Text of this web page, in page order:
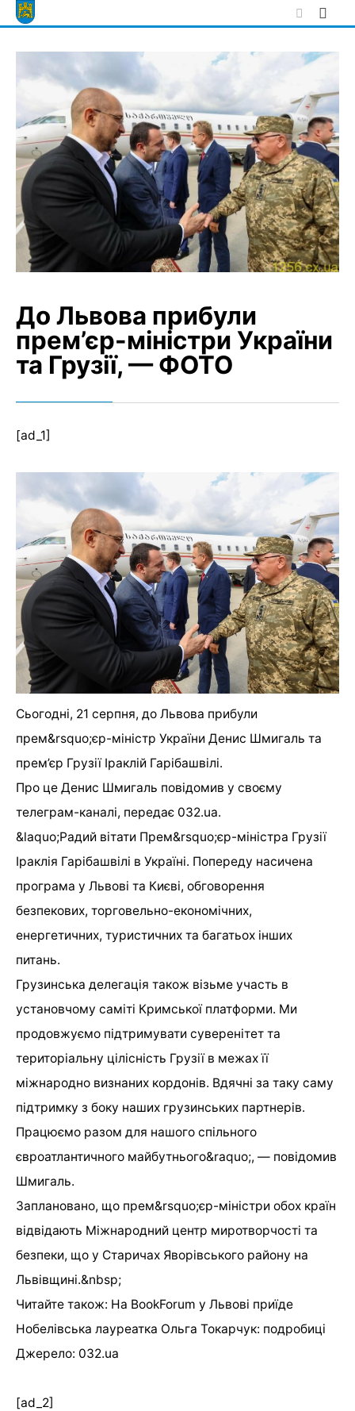
Skip
to
До Львова прибули
прем’єр-міністри України
та Грузії, — ФОТО
[ad_1]
Сьогодні, 21 серпня, до Львова прибули
прем&rsquo;єр-міністр України Денис Шмигаль та
прем’єр Грузії Іраклій Гарібашвілі.
Про це Денис Шмигаль повідомив у своєму
телеграм-каналі, передає 032.ua.
&laquo;Радий вітати Прем&rsquo;єр-міністра Грузії
Іраклія Гарібашвілі в Україні. Попереду насичена
програма у Львові та Києві, обговорення
безпекових, торговельно-економічних,
енергетичних, туристичних та багатьох інших
питань.
Грузинська делегація також візьме участь в
установчому саміті Кримської платформи. Ми
продовжуємо підтримувати суверенітет та
територіальну цілісність Грузії в межах її
міжнародно визнаних кордонів. Вдячні за таку саму
підтримку з боку наших грузинських партнерів.
Працюємо разом для нашого спільного
євроатлантичного майбутнього&raquo;, — повідомив
Шмигаль.
Заплановано, що прем&rsquo;єр-міністри обох країн
відвідають Міжнародний центр миротворчості та
безпеки, що у Старичах Яворівського району на
Львівщині.&nbsp;
Читайте також: На BookForum у Львові приїде
Нобелівська лауреатка Ольга Токарчук: подробиці
Джерело: 032.ua
[ad_2]